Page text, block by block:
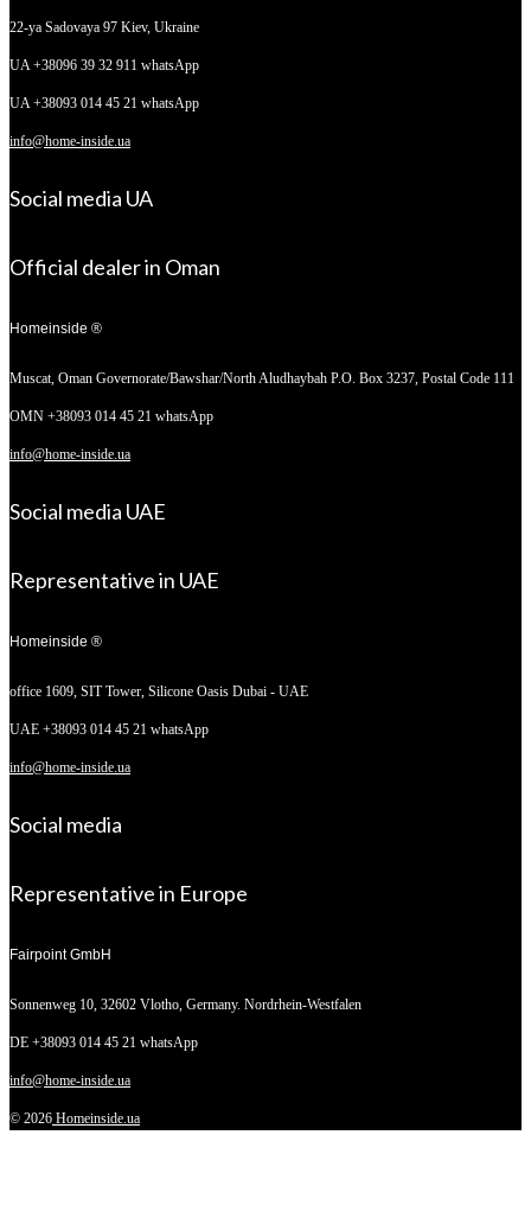
22-ya Sadovaya 97 Kiev, Ukraine
UA +38096 39 32 911 whatsApp
UA +38093 014 45 21 whatsApp
info@home-inside.ua
Social media UA
Official dealer in Oman
Homeinside ®
Muscat, Oman Governorate/Bawshar/North Aludhaybah P.O. Box 3237, Postal Code 111
OMN +38093 014 45 21 whatsApp
info@home-inside.ua
Social media UAE
Representative in UAE
Homeinside ®
office 1609, SIT Tower, Silicone Oasis Dubai - UAE
UAE +38093 014 45 21 whatsApp
info@home-inside.ua
Social media
Representative in Europe
Fairpoint GmbH
Sonnenweg 10, 32602 Vlotho, Germany. Nordrhein-Westfalen
DE +38093 014 45 21 whatsApp
info@home-inside.ua
© 2026 Homeinside.ua